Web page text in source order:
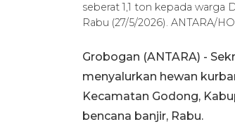
seberat 1,1 ton kepada
Rabu (27/5/2026). ANTARA/
Grobogan (ANTARA) -
menyalurkan hewan
Kecamatan Godong,
bencana banjir, Rabu.